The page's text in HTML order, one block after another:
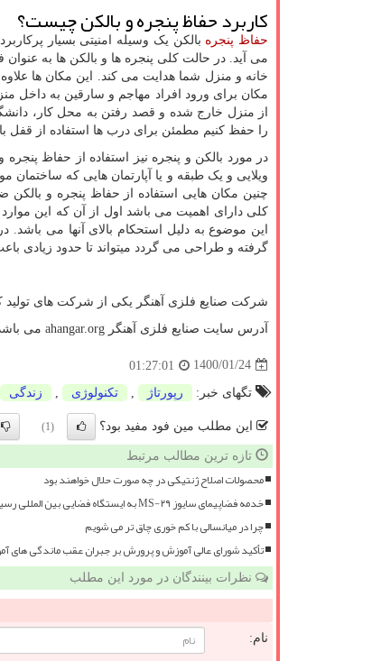
کاربرد حفاظ پنجره و بالکن چیست؟
حفاظ پنجره بالکن یک وسیله امنیتی بسیار
می آید. در حالت کلی پنجره ها و بالکن ها به
خانه و منزل شما هدایت می کند. این مکان ها
مکان برای ورود افراد مهاجم و سارقین به داخل
از منزل خارج شده و قصد رفتن به محل کار،
را حفظ کنیم مطمئن برای درب ها استفاده از قفل
در مورد بالکن و پنجره نیز استفاده از حفاظ
ویلایی و یک طبقه و یا آپارتمان هایی که
چنین مکان هایی استفاده از حفاظ پنجره و
کلی دارای اهمیت می باشد اول از آن که این
این موضوع به دلیل استحکام بالای آنها می
گرفته و طراحی می گردد میتواند تا حدود زیادی
شرکت صنایع فلزی آهنگر یکی از شرکت های تولید
آدرس سایت صنایع فلزی آهنگر ahangar.org می
1400/01/24
01:27:01
تگهای خبر: رپورتاژ تكنولوژی زندگی
این مطلب مین فود مفید بود؟ (1)
تازه ترین مطالب مرتبط
محصولات اصلاح ژنتیکی در چه صورت حلال خواهند بود
خدمه فضاپیمای سایوز MS-۲۹ به ایستگاه فضایی بین المللی رسیدند
چرا در میانسالی با کم خوری چاق تر می شویم
تأکید شورای عالی آموزش و پرورش بر جبران عقب ماندگی های
نظرات بینندگان در مورد این مطلب
نام: